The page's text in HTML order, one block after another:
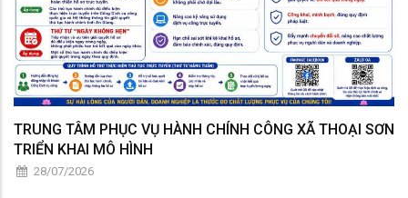
TRUNG TÂM PHỤC VỤ HÀNH CHÍNH CÔNG XÃ THOẠI SƠN
TRIỂN KHAI MÔ HÌNH
28/07/2026